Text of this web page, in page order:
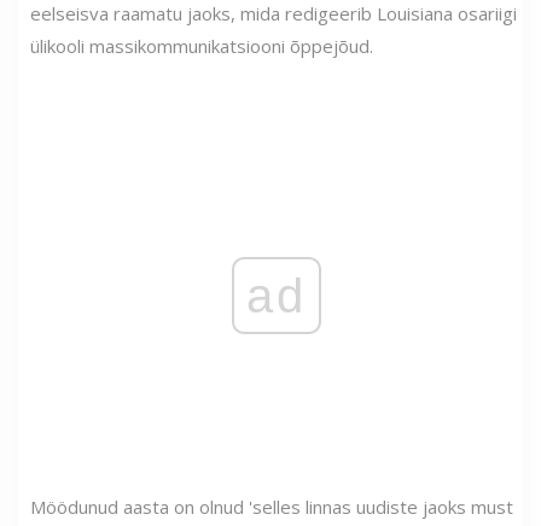
eelseisva raamatu jaoks, mida redigeerib Louisiana osariigi
ülikooli massikommunikatsiooni õppejõud.
ad
Möödunud aasta on olnud 'selles linnas uudiste jaoks must